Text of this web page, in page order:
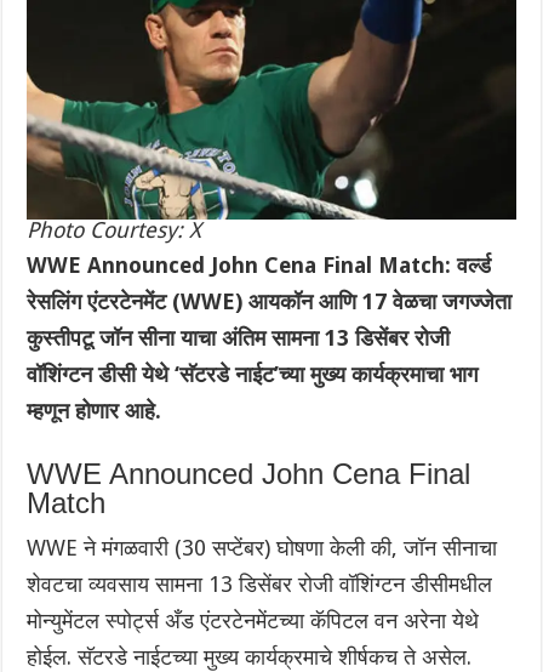
Photo Courtesy: X
WWE Announced John Cena Final Match: वर्ल्ड
रेसलिंग एंटरटेनमेंट (WWE) आयकॉन आणि 17 वेळचा जगज्जेता
कुस्तीपटू जॉन सीना याचा अंतिम सामना 13 डिसेंबर रोजी
वॉशिंग्टन डीसी येथे ‘सॅटरडे नाईट’च्या मुख्य कार्यक्रमाचा भाग
म्हणून होणार आहे.
WWE Announced John Cena Final
Match
WWE ने मंगळवारी (30 सप्टेंबर) घोषणा केली की, जॉन सीनाचा
शेवटचा व्यवसाय सामना 13 डिसेंबर रोजी वॉशिंग्टन डीसीमधील
मोन्युमेंटल स्पोर्ट्स अँड एंटरटेनमेंटच्या कॅपिटल वन अरेना येथे
होईल. सॅटरडे नाईटच्या मुख्य कार्यक्रमाचे शीर्षकच ते असेल.